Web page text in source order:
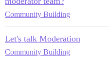
Community Building
Let's talk Moderation
Community Building